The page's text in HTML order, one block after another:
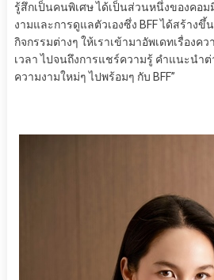
รู้สึกเป็นคนพิเศษ ได้เป็นส่วนหนึ่งของคอ
งามและการดูแลตัวเองซึ่ง BFF ได้สร้าง
กิจกรรมต่างๆ ให้เราเข้ามาอัพเดทเรื่องค
เวลา ไปจนถึงการแชร์ความรู้ คำแนะนำ
ความงามใหม่ๆ ไปพร้อมๆ กับ BFF”